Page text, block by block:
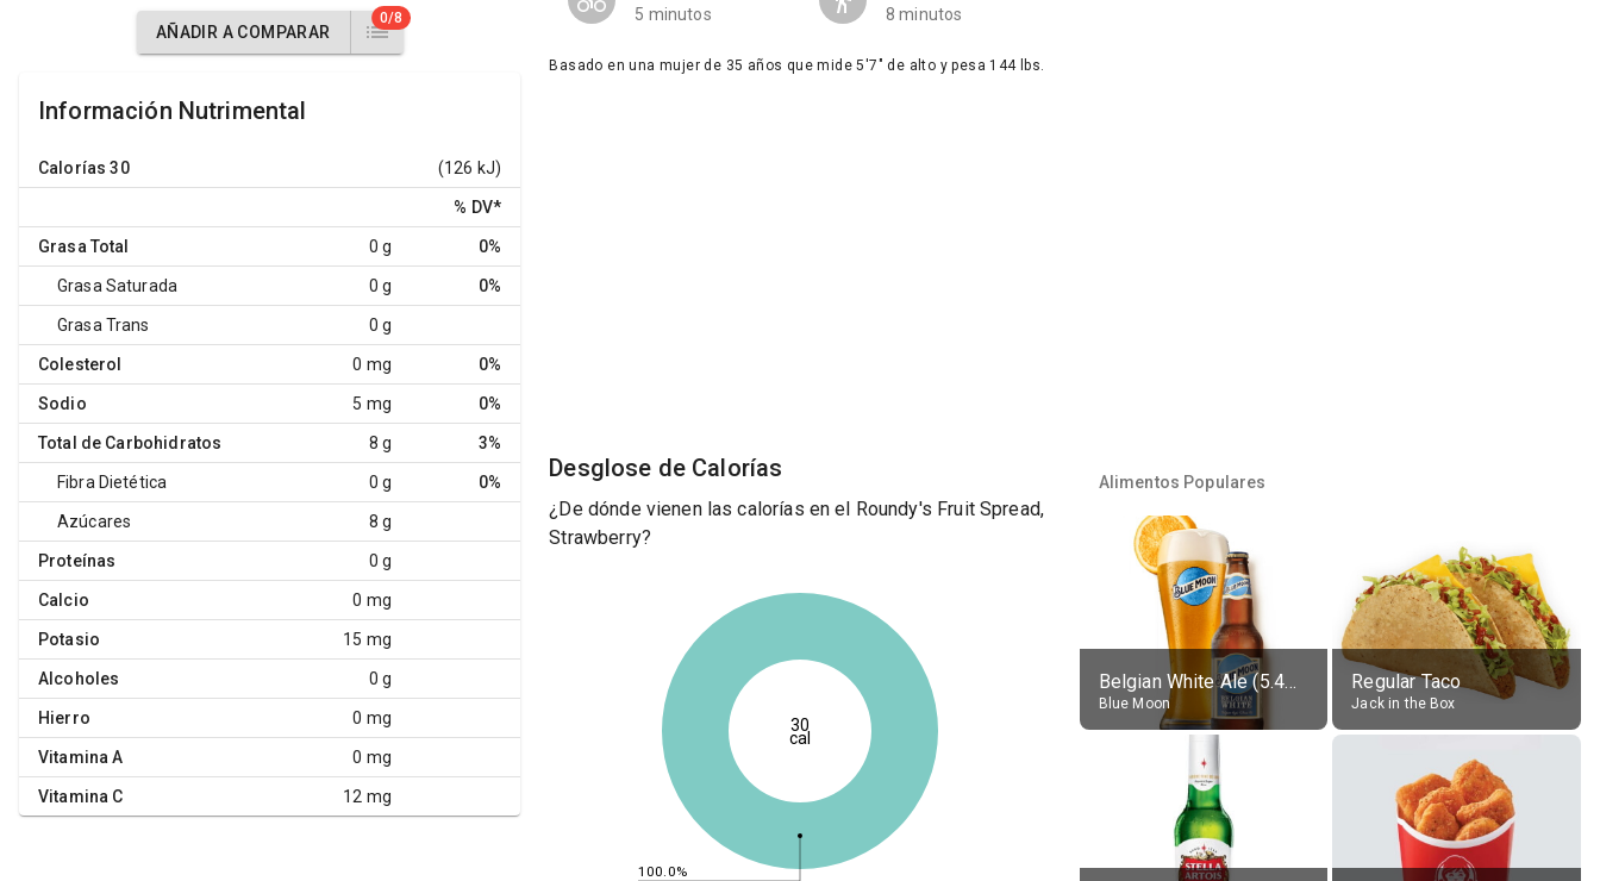
AÑADIR A COMPARAR
0/8
Información Nutrimental
Calorías 30 (126 kJ)
% DV*
Grasa Total 0 g 0%
Grasa Saturada 0 g 0%
Grasa Trans 0 g
Colesterol 0 mg 0%
Sodio 5 mg 0%
Total de Carbohidratos 8 g 3%
Fibra Dietética 0 g 0%
Azúcares 8 g
Proteínas 0 g
Calcio 0 mg
Potasio 15 mg
Alcoholes 0 g
Hierro 0 mg
Vitamina A 0 mg
Vitamina C 12 mg
5 minutos 8 minutos
Basado en una mujer de 35 años que mide 5'7" de alto y pesa 144 lbs.
Desglose de Calorías
¿De dónde vienen las calorías en el Roundy's Fruit Spread,
Strawberry?
100.0%
30
cal
Alimentos Populares
Belgian White Ale (5.4% alc.)
Blue Moon
Regular Taco
Jack in the Box